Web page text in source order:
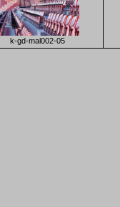
k-gd-mal002-05